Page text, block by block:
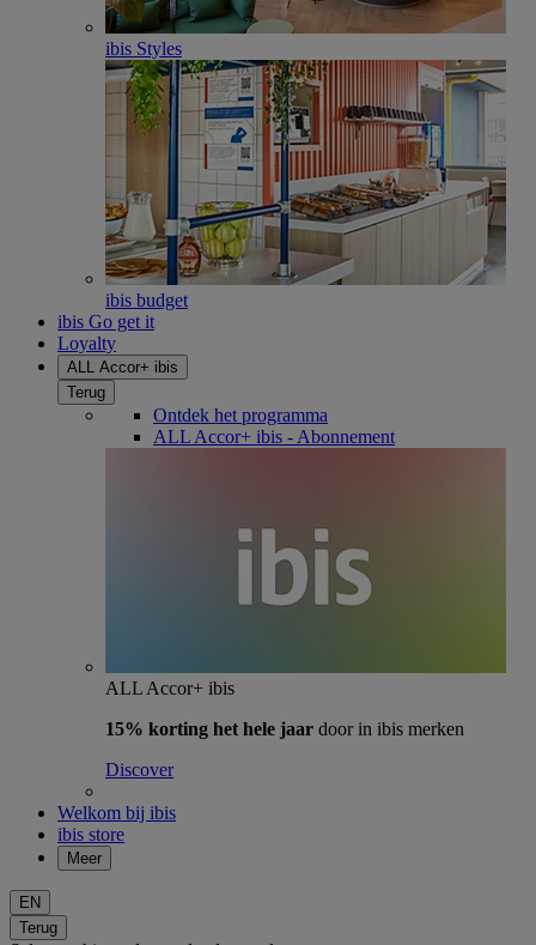
ibis Styles
ibis budget
ibis Go get it
Loyalty
ALL Accor+ ibis
Terug
Ontdek het programma
ALL Accor+ ibis - Abonnement
ALL Accor+ ibis
15% korting het hele jaar door in ibis merken
Discover
Welkom bij ibis
ibis store
Meer
EN
Terug